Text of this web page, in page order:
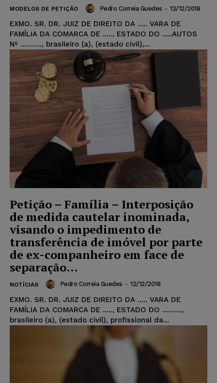
MODELOS DE PETIÇÃO Pedro Correia Guedes - 12/12/2018
EXMO. SR. DR. JUIZ DE DIREITO DA ..... VARA DE
FAMÍLIA DA COMARCA DE ....., ESTADO DO .....AUTOS
Nº ..........., brasileiro (a), (estado civil),...
Petição – Família – Interposição
de medida cautelar inominada,
visando o impedimento de
transferência de imóvel por parte
de ex-companheiro em face de
separação...
NOTÍCIAS Pedro Correia Guedes - 12/12/2018
EXMO. SR. DR. JUIZ DE DIREITO DA ..... VARA DE
FAMÍLIA DA COMARCA DE ....., ESTADO DO ..........,
brasileiro (a), (estado civil), profissional da...